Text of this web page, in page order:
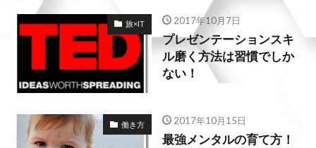
旅×IT 2017年10月7日
プレゼンテーションスキ
ル磨く方法は習慣でしか
ない！
働き方 2017年10月15日
最強メンタルの育て方！